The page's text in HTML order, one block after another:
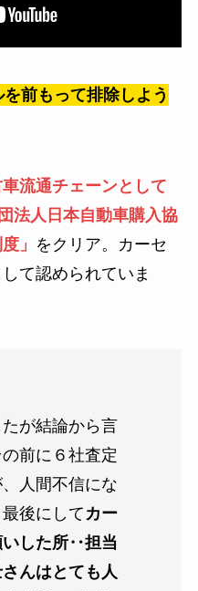
前もって排除しよう
流通チェーンとして
法人日本自動車購入協
」 をクリア。カーセ
て認められていま
が結論から言
前に６社査定
人間不信にな
後にして カー
いした所‥担当
んはとても人